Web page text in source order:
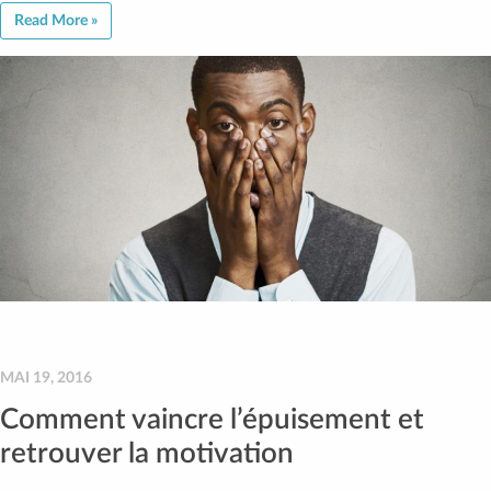
Read More »
MAI 19, 2016
Comment vaincre l’épuisement et
retrouver la motivation